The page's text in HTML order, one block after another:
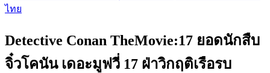
ไทย
Detective Conan TheMovie:17 ยอดนักสืบ
จิ๋วโคนัน เดอะมูฟวี่ 17 ฝ่าวิกฤติเรือรบ